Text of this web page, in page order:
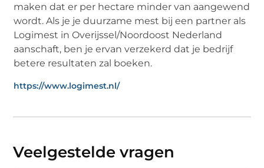
maken dat er per hectare minder van aangewend
wordt. Als je je duurzame mest bij een partner als
Logimest in Overijssel/Noordoost Nederland
aanschaft, ben je ervan verzekerd dat je bedrijf
betere resultaten zal boeken.
https://www.logimest.nl/
Veelgestelde vragen